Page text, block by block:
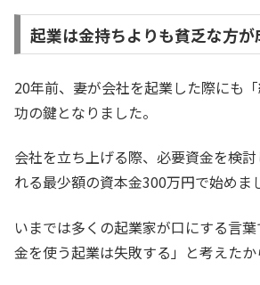
しょうか？ 自分所有の会社
配当・分配金 著作権など知的
５分野です。この中で、最初
経営するのは、勤め先の従業
起業は金持ちよりも貧乏な方
20年前、妻が会社を起業した際にも
功の鍵となりました。
会社を立ち上げる際、必要資金を検
れる最少額の資本金300万円で始めま
いまでは多くの起業家が口にする言
金を使う起業は失敗する」と考えたか